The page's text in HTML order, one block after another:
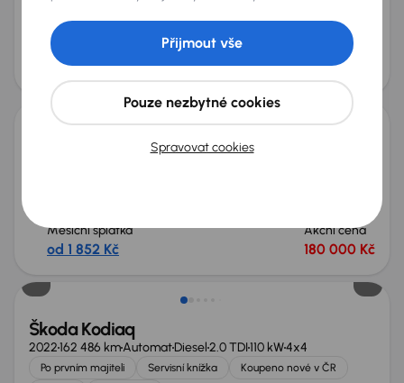
+9 dalších
Měsíční splátka
od 5 050 Kč
Akční cena
540 000 Kč
Měsíční splátka
od 1 852 Kč
Akční cena
180 000 Kč
Nově v nabídce
Škoda Kodiaq
2022162 486 kmAutomatDiesel2.0 TDI110 kW4x4
Po prvním majiteli Servisní knížka
Koupeno nové v ČR
Spravovat cookies
Pouze nezbytné cookies
Přijmout vše